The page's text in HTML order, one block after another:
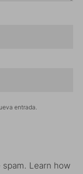
entrada.
Learn how